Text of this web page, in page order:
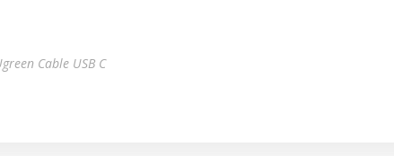
Cable USB C